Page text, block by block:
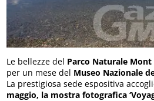
Le bellezze del Parco Naturale Mont
per un mese del Museo Nazionale
La prestigiosa sede espositiva
maggio, la mostra fotografica